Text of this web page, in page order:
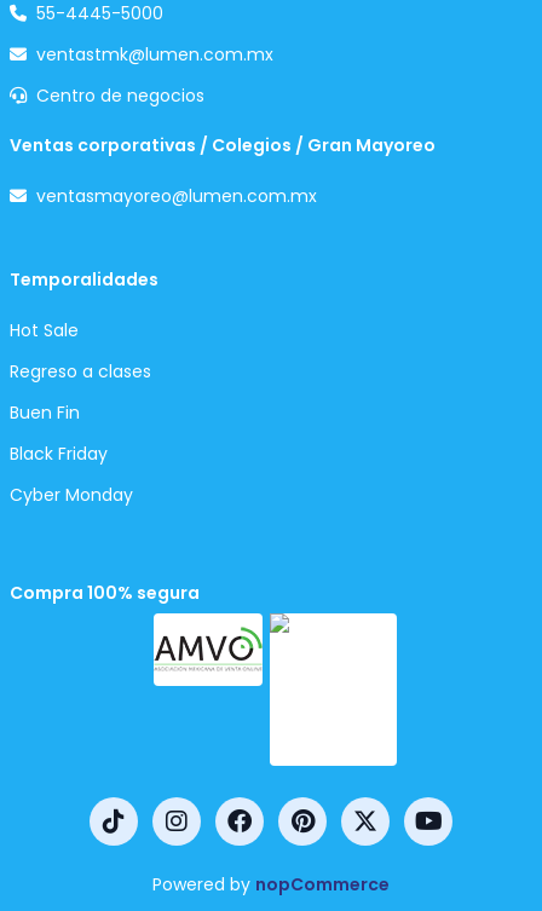
55-4445-5000
ventastmk@lumen.com.mx
Centro de negocios
Ventas corporativas / Colegios / Gran Mayoreo
ventasmayoreo@lumen.com.mx
Temporalidades
Hot Sale
Regreso a clases
Buen Fin
Black Friday
Cyber Monday
Compra 100% segura
Powered by nopCommerce